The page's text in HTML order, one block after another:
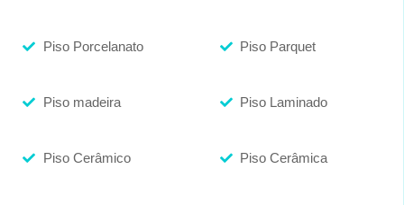
Piso Porcelanato Piso Parquet
Piso madeira Piso Laminado
Piso Cerâmico Piso Cerâmica